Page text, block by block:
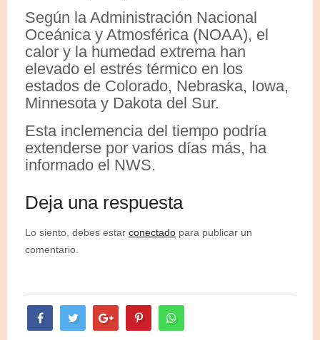
Según la Administración Nacional
Oceánica y Atmosférica (NOAA), el
calor y la humedad extrema han
elevado el estrés térmico en los
estados de Colorado, Nebraska, Iowa,
Minnesota y Dakota del Sur.
Esta inclemencia del tiempo podría
extenderse por varios días más, ha
informado el NWS.
Deja una respuesta
Lo siento, debes estar conectado para publicar un
comentario.